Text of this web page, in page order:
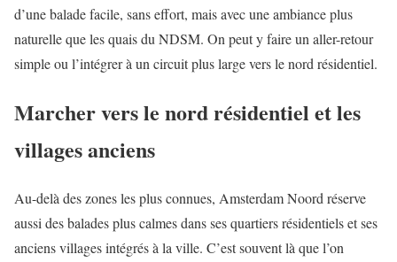
d’une balade facile, sans effort, mais avec une ambiance plus
naturelle que les quais du NDSM. On peut y faire un aller-retour
simple ou l’intégrer à un circuit plus large vers le nord résidentiel.
Marcher vers le nord résidentiel et les
villages anciens
Au-delà des zones les plus connues, Amsterdam Noord réserve
aussi des balades plus calmes dans ses quartiers résidentiels et ses
anciens villages intégrés à la ville. C’est souvent là que l’on